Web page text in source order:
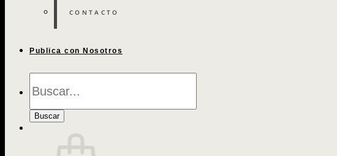
CONTACTO
Publica con Nosotros
de
Buscar